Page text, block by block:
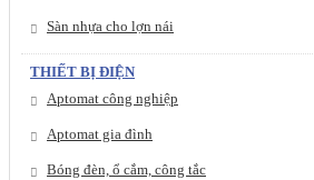
Sàn nhựa cho lợn nái
THIẾT BỊ ĐIỆN
Aptomat công nghiệp
Aptomat gia đình
Bóng đèn, ổ cắm, công tắc